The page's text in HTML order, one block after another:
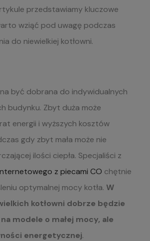
przedstawiamy kluczowe
wziąć pod uwagę podczas
do niewielkiej kotłowni.
być dobrana do indywidualnych
budynku. Zbyt duża może
energii i wyższych kosztów
gdy zbyt mała może nie
ilości ciepła. Specjaliści z
z piecami CO chętnie
optymalnej mocy kotła. W
kotłowni dobrze będzie
modele o małej mocy, ale
energetycznej.